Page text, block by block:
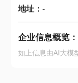
地址： -
企业信息概览：
如上信息由AI大模